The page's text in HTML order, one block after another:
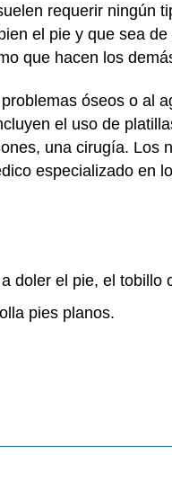
requerir ningún
el pie y que sea
que hacen los
óseos o al
el uso de
una cirugía. Los
especializado en
doler el pie, el tobillo
pies planos.